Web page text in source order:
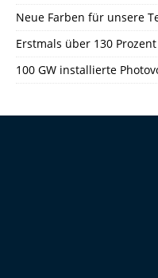
Neue Farben für unsere
Erstmals über 130
100 GW installierte